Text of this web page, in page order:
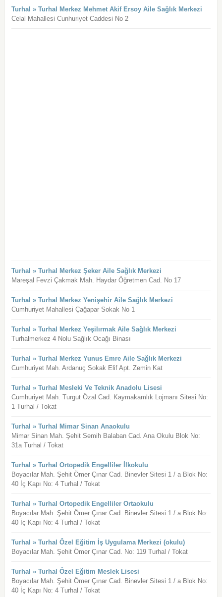
Turhal » Turhal Merkez Mehmet Akif Ersoy Aile Sağlık Merkezi
Celal Mahallesi Cunhuriyet Caddesi No 2
Turhal » Turhal Merkez Şeker Aile Sağlık Merkezi
Mareşal Fevzi Çakmak Mah. Haydar Öğretmen Cad. No 17
Turhal » Turhal Merkez Yenişehir Aile Sağlık Merkezi
Cumhuriyet Mahallesi Çağapar Sokak No 1
Turhal » Turhal Merkez Yeşilırmak Aile Sağlık Merkezi
Turhalmerkez 4 Nolu Sağlık Ocağı Binası
Turhal » Turhal Merkez Yunus Emre Aile Sağlık Merkezi
Cumhuriyet Mah. Ardanuç Sokak Elif Apt. Zemin Kat
Turhal » Turhal Mesleki Ve Teknik Anadolu Lisesi
Cumhuriyet Mah. Turgut Özal Cad. Kaymakamlık Lojmanı Sitesi No:
1 Turhal / Tokat
Turhal » Turhal Mimar Sinan Anaokulu
Mimar Sinan Mah. Şehit Semih Balaban Cad. Ana Okulu Blok No:
31a Turhal / Tokat
Turhal » Turhal Ortopedik Engelliler İlkokulu
Boyacılar Mah. Şehit Ömer Çınar Cad. Binevler Sitesi 1 / a Blok No:
40 İç Kapı No: 4 Turhal / Tokat
Turhal » Turhal Ortopedik Engelliler Ortaokulu
Boyacılar Mah. Şehit Ömer Çınar Cad. Binevler Sitesi 1 / a Blok No:
40 İç Kapı No: 4 Turhal / Tokat
Turhal » Turhal Özel Eğitim İş Uygulama Merkezi (okulu)
Boyacılar Mah. Şehit Ömer Çınar Cad. No: 119 Turhal / Tokat
Turhal » Turhal Özel Eğitim Meslek Lisesi
Boyacılar Mah. Şehit Ömer Çınar Cad. Binevler Sitesi 1 / a Blok No:
40 İç Kapı No: 4 Turhal / Tokat